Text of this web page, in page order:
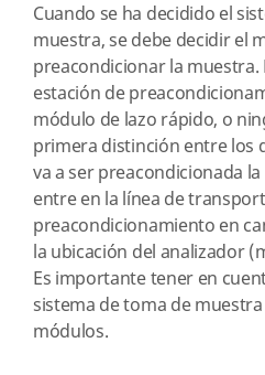
Cuando se ha decidido el
muestra, se debe decidir el
preacondicionar la
estación de
módulo de lazo rápido, o
primera distinción entre los
va a ser preacondicionada
entre en la línea de
preacondicionamiento en
la ubicación del analizador
Es importante tener en
sistema de toma de
módulos.